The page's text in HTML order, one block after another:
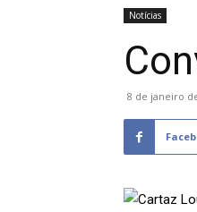
Notícias
8 de janeiro